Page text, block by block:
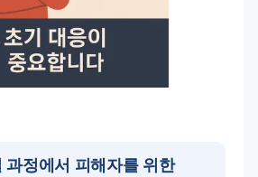
과정에서 피해자를 위한